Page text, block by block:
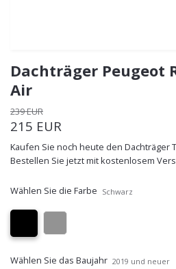
Dachträger Peugeot
Air
239 EUR
215 EUR
Kaufen Sie noch heute den Dachträger
Bestellen Sie jetzt mit kostenlosem
Wählen Sie die Farbe Schwarz
Wählen Sie das Baujahr 2019 und neuer